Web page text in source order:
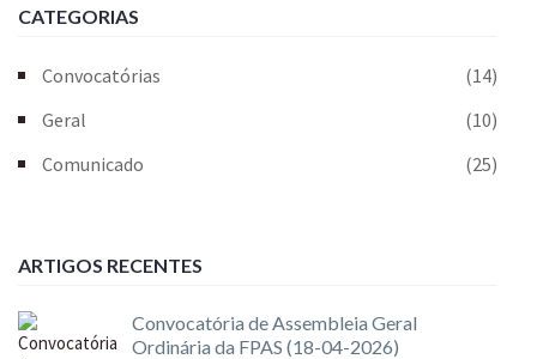
CATEGORIAS
Convocatórias
(14)
Geral
(10)
Comunicado
(25)
ARTIGOS RECENTES
Convocatória de Assembleia Geral
Ordinária da FPAS (18-04-2026)